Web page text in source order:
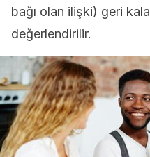
bağı olan ilişki) geri
değerlendirilir.